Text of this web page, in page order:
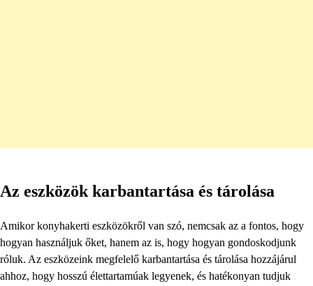
Az eszközök karbantartása és tárolása
Amikor konyhakerti eszközökről van szó, nemcsak az a fontos, hogy
hogyan használjuk őket, hanem az is, hogy hogyan gondoskodjunk
róluk. Az eszközeink megfelelő karbantartása és tárolása hozzájárul
ahhoz, hogy hosszú élettartamúak legyenek, és hatékonyan tudjuk